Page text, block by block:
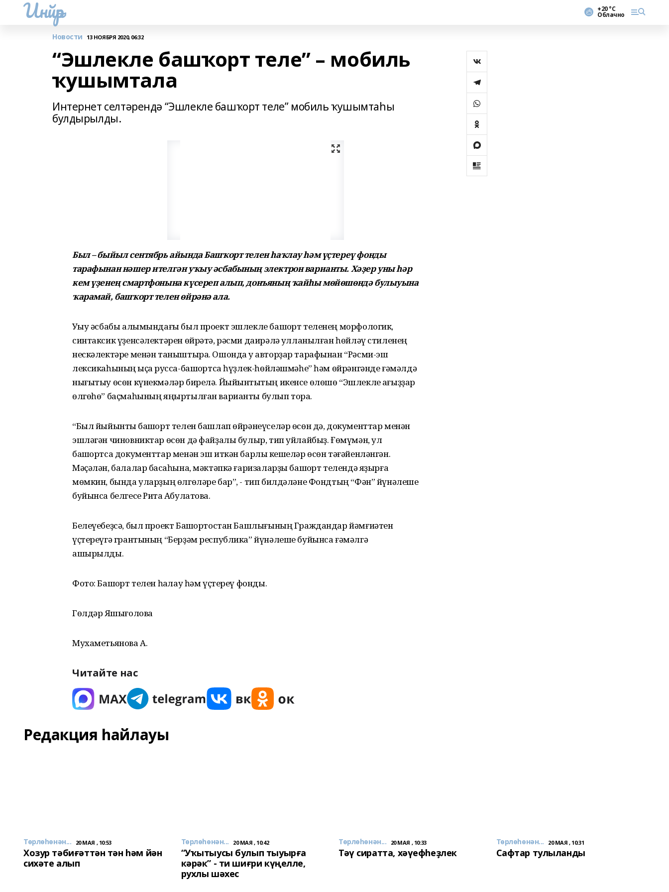
Инйәр +20 °С
Облачно
Новости 13 НОЯБРЯ 2020, 06:32
“Эшлекле башҡорт теле” – мобиль
ҡушымтала
Интернет селтәрендә “Эшлекле башҡорт теле” мобиль ҡушымтаһы
булдырылды.
Был – быйыл сентябрь айында Башҡорт телен һаҡлау һәм үҫтереү фонды
тарафынан нәшер ителгән уҡыу әсбабының электрон варианты. Хәҙер уны һәр
кем үҙенең смартфонына күсереп алып, донъяның ҡайһы мөйөшөндә булыуына
ҡарамай, башҡорт телен өйрәнә ала.
Уҡыу әсбабы алымындағы был проект эшлекле башҡорт теленең морфологик,
синтаксик үҙенсәлектәрен өйрәтә, рәсми даирәлә ҡулланылған һөйләү стиленең
нескәлектәре менән таныштыра. Ошонда уҡ авторҙар тарафынан “Рәсми-эш
лексикаһының ҡыҫҡа русса-башҡортса һүҙлек-һөйләшмәһе” һәм өйрәнгәнде ғәмәлдә
нығытыу өсөн күнекмәләр бирелә. Йыйынтыҡтың икенсе өлөшө “Эшлекле ҡағыҙҙар
өлгөһө” баҫмаһының яңыртылған варианты булып тора.
“Был йыйынтыҡ башҡорт телен башлап өйрәнеүселәр өсөн дә, документтар менән
эшләгән чиновниктар өсөн дә файҙалы булыр, тип уйлайбыҙ. Ғөмүмән, ул
башҡортса документтар менән эш иткән барлыҡ кешеләр өсөн тәғәйенләнгән.
Мәҫәлән, балалар баҡсаһына, мәктәпкә ғаризаларҙы башҡорт телендә яҙырға
мөмкин, бында уларҙың өлгөләре бар”, - тип билдәләне Фондтың “Фән” йүнәлеше
буйынса белгесе Рита Аҡбулатова.
Белеүебеҙсә, был проект Башҡортостан Башлығының Граждандар йәмғиәтен
үҫтереүгә грантының “Берҙәм республика” йүнәлеше буйынса ғәмәлгә
ашырылды.
Фото: Башҡорт телен һаҡлау һәм үҫтереү фонды.
Гөлдәр Яҡшығолова
Мухаметьянова А.
Читайте нас
Редакция һайлауы
Төрлөһөнән... 20 МАЯ , 10:53
Хозур тәбиғәттән тән һәм йән
сихәте алып
Төрлөһөнән... 20 МАЯ , 10:42
“Уҡытыусы булып тыуырға
кәрәк” - ти шиғри күңелле,
рухлы шәхес
Төрлөһөнән... 20 МАЯ , 10:33
Тәү сиратта, хәүефһеҙлек
Төрлөһөнән... 20 МАЯ , 10:31
Сафтар тулыланды